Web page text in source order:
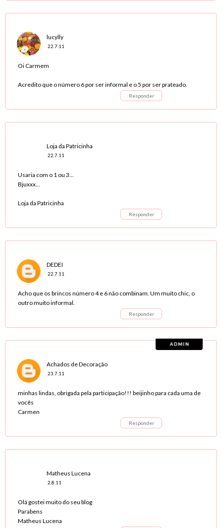
lucylly
22.7.11
Oi Carmem
Acredito que o número 6 por ser informal e o 5 por ser prateado.
Responder
Loja da Patricinha
22.7.11
Usaria com o 1 ou 3...
Bjuxxx...
Loja da Patricinha
Responder
DEDEI
22.7.11
Acho que os brincos número 4 e 6 não combinam. Um muito chic, o
outro muito informal.
Responder
Achados de Decoração
23.7.11
minhas lindas, obrigada pela participação!!! beijinho para cada uma de
vocês
Carmen
Responder
Matheus Lucena
2.8.11
Olá gostei muito do seu blog
Parabens
Matheus Lucena